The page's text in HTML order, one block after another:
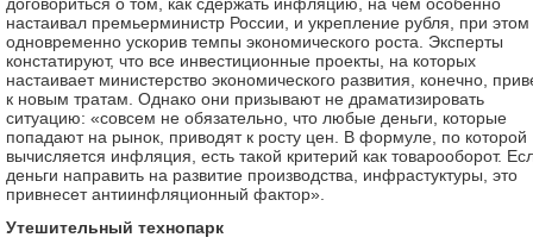
настаивал премьерминистр России, и укрепление рубля, при этом
одновременно ускорив темпы экономического роста. Эксперты
констатируют, что все инвестиционные проекты, на которых
настаивает министерство экономического развития, конечно,
к новым тратам. Однако они призывают не драматизировать
ситуацию: «совсем не обязательно, что любые деньги, которые
попадают на рынок, приводят к росту цен. В формуле, по которой
вычисляется инфляция, есть такой критерий как товарооборот.
деньги направить на развитие производства, инфрастуктуры, это
привнесет антиинфляционный фактор».
Утешительный технопарк